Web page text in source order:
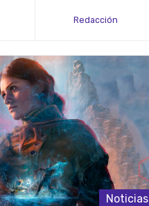
Redacción
Noticias